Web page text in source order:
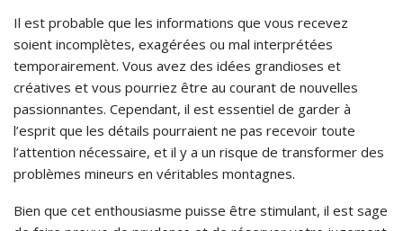
Il est probable que les informations que vous recevez
soient incomplètes, exagérées ou mal interprétées
temporairement. Vous avez des idées grandioses et
créatives et vous pourriez être au courant de nouvelles
passionnantes. Cependant, il est essentiel de garder à
l’esprit que les détails pourraient ne pas recevoir toute
l’attention nécessaire, et il y a un risque de transformer des
problèmes mineurs en véritables montagnes.
Bien que cet enthousiasme puisse être stimulant, il est sage